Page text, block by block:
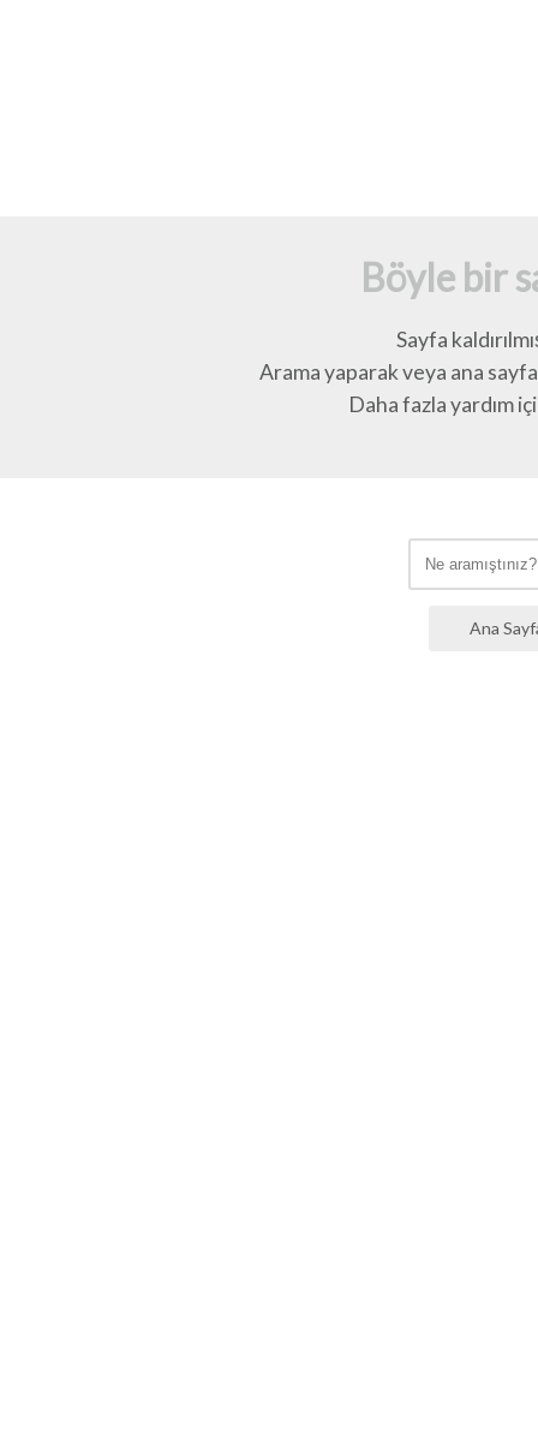
Böyle bir
Sayfa
Arama yaparak veya ana
Daha fazla yardım
Ana